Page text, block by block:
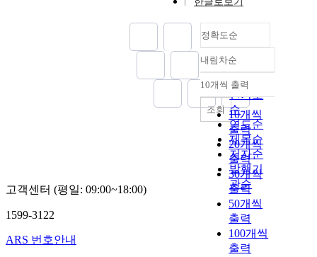
정확도순
정확도
순
인기도
순
연도순
제목순
저자순
발행기
관순
내림차순
내림차순
10개씩 출력
10개씩
출력
20개씩
출력
30개씩
출력
50개씩
출력
100개씩
출력
조회
고객센터 (평일: 09:00~18:00)
1599-3122
ARS 번호안내